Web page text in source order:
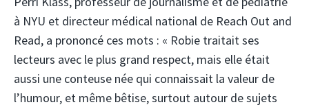
à NYU et directeur médical national de Reach Out and
Read, a prononcé ces mots : « Robie traitait ses
lecteurs avec le plus grand respect, mais elle était
aussi une conteuse née qui connaissait la valeur de
l’humour, et même bêtise, surtout autour de sujets